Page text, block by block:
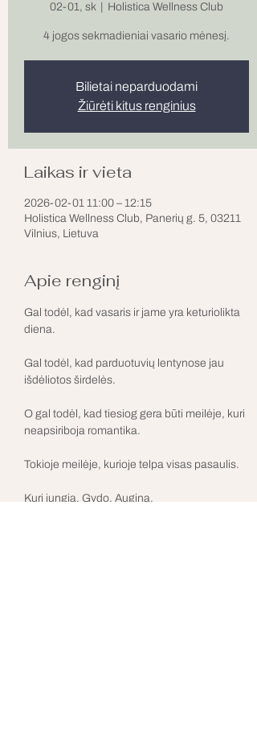
02-01, sk
  |
Holistica Wellness Club
Bilietai neparduodami
Žiūrėti kitus renginius
Laikas ir vieta
2026-02-01 11:00 – 12:15
Holistica Wellness Club, Panerių g. 5, 03211
Vilnius, Lietuva
Apie renginį
Gal todėl, kad vasaris ir jame yra keturiolikta
diena.
Gal todėl, kad parduotuvių lentynose jau
išdėliotos širdelės.
O gal todėl, kad tiesiog gera būti meilėje, kuri
neapsiriboja romantika.
Tokioje meilėje, kurioje telpa visas pasaulis.
Kuri jungia. Gydo. Augina.